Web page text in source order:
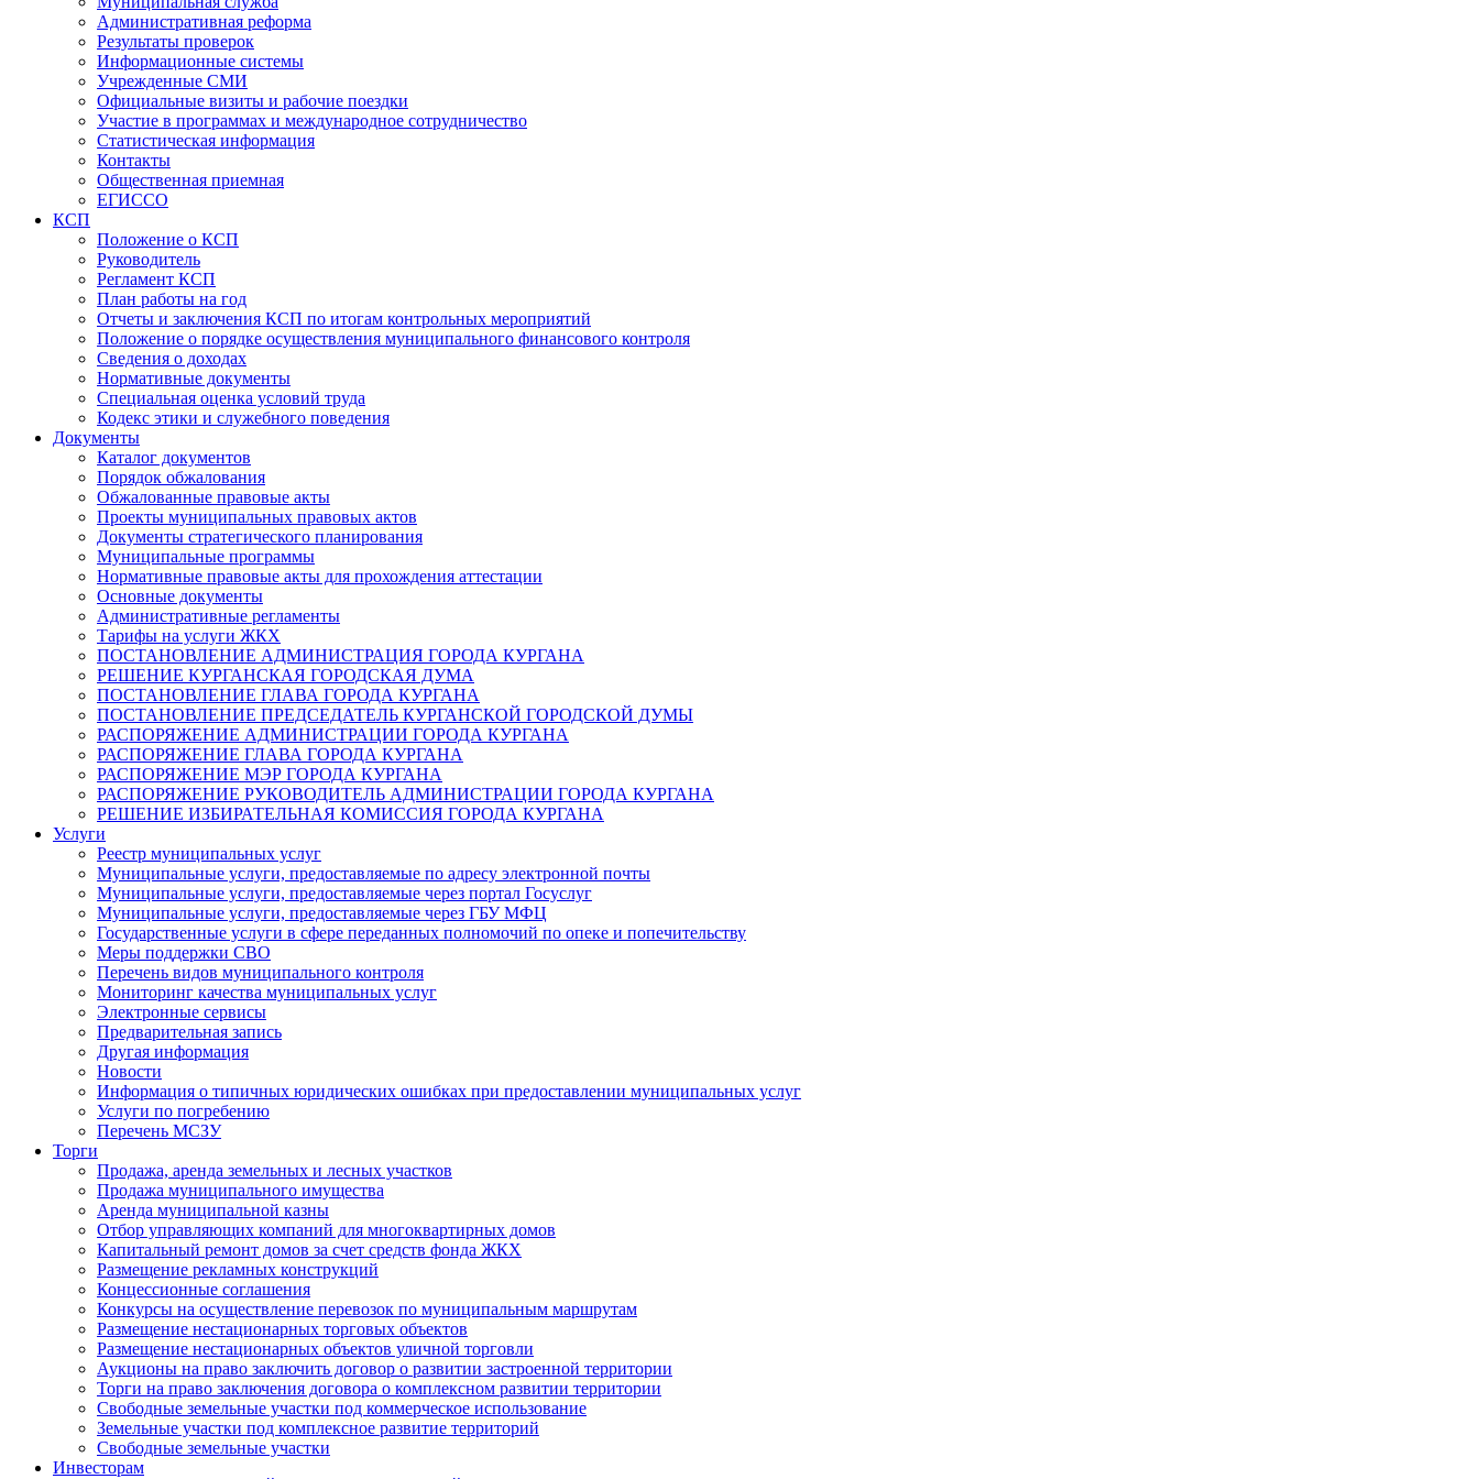
Административная реформа
Результаты проверок
Информационные системы
Учрежденные СМИ
Официальные визиты и рабочие поездки
Участие в программах и международное сотрудничество
Статистическая информация
Контакты
Общественная приемная
ЕГИССО
КСП
Положение о КСП
Руководитель
Регламент КСП
План работы на год
Отчеты и заключения КСП по итогам контрольных мероприятий
Положение о порядке осуществления муниципального финансового контроля
Сведения о доходах
Нормативные документы
Специальная оценка условий труда
Кодекс этики и служебного поведения
Документы
Каталог документов
Порядок обжалования
Обжалованные правовые акты
Проекты муниципальных правовых актов
Документы стратегического планирования
Муниципальные программы
Нормативные правовые акты для прохождения аттестации
Основные документы
Административные регламенты
Тарифы на услуги ЖКХ
ПОСТАНОВЛЕНИЕ АДМИНИСТРАЦИЯ ГОРОДА КУРГАНА
РЕШЕНИЕ КУРГАНСКАЯ ГОРОДСКАЯ ДУМА
ПОСТАНОВЛЕНИЕ ГЛАВА ГОРОДА КУРГАНА
ПОСТАНОВЛЕНИЕ ПРЕДСЕДАТЕЛЬ КУРГАНСКОЙ ГОРОДСКОЙ ДУМЫ
РАСПОРЯЖЕНИЕ АДМИНИСТРАЦИИ ГОРОДА КУРГАНА
РАСПОРЯЖЕНИЕ ГЛАВА ГОРОДА КУРГАНА
РАСПОРЯЖЕНИЕ МЭР ГОРОДА КУРГАНА
РАСПОРЯЖЕНИЕ РУКОВОДИТЕЛЬ АДМИНИСТРАЦИИ ГОРОДА КУРГАНА
РЕШЕНИЕ ИЗБИРАТЕЛЬНАЯ КОМИССИЯ ГОРОДА КУРГАНА
Услуги
Реестр муниципальных услуг
Муниципальные услуги, предоставляемые по адресу электронной почты
Муниципальные услуги, предоставляемые через портал Госуслуг
Муниципальные услуги, предоставляемые через ГБУ МФЦ
Государственные услуги в сфере переданных полномочий по опеке и попечительству
Меры поддержки СВО
Перечень видов муниципального контроля
Мониторинг качества муниципальных услуг
Электронные сервисы
Предварительная запись
Другая информация
Новости
Информация о типичных юридических ошибках при предоставлении муниципальных услуг
Услуги по погребению
Перечень МСЗУ
Торги
Продажа, аренда земельных и лесных участков
Продажа муниципального имущества
Аренда муниципальной казны
Отбор управляющих компаний для многоквартирных домов
Капитальный ремонт домов за счет средств фонда ЖКХ
Размещение рекламных конструкций
Концессионные соглашения
Конкурсы на осуществление перевозок по муниципальным маршрутам
Размещение нестационарных торговых объектов
Размещение нестационарных объектов уличной торговли
Аукционы на право заключить договор о развитии застроенной территории
Торги на право заключения договора о комплексном развитии территории
Свободные земельные участки под коммерческое использование
Земельные участки под комплексное развитие территорий
Свободные земельные участки
Инвесторам